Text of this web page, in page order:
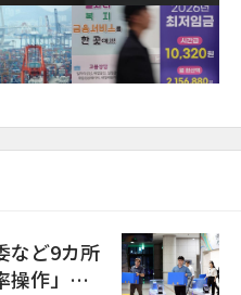
など9カ所
操作」の